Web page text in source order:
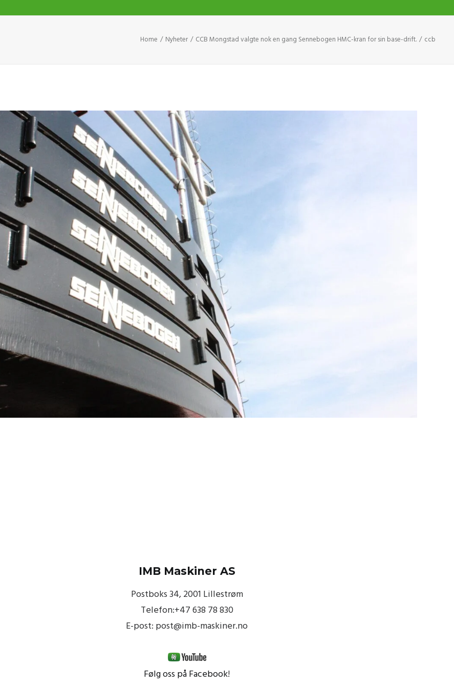
Home Nyheter CCB Mongstad valgte nok en gang Sennebogen HMC-kran for sin base-drift. ccb
IMB Maskiner AS
Postboks 34, 2001 Lillestrøm
Telefon:+47 638 78 830
E-post: post@imb-maskiner.no
Følg oss på Facebook!